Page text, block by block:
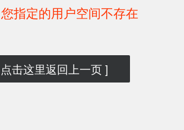
指定的用户空间不存在
击这里返回上一页 ]